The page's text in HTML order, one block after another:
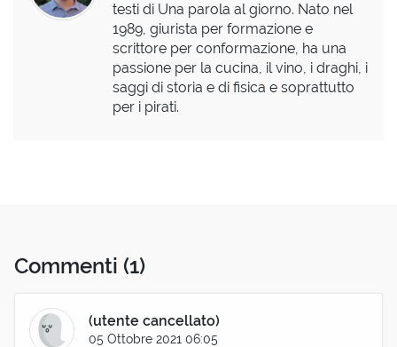
testi di Una parola al giorno. Nato nel
1989, giurista per formazione e
scrittore per conformazione, ha una
passione per la cucina, il vino, i draghi, i
saggi di storia e di fisica e soprattutto
per i pirati.
Commenti (1)
(utente cancellato)
05 Ottobre 2021 06:05